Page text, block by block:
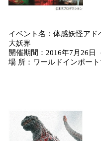
イベント名：体感妖怪アド
大妖界
開催期間：2016年7月26日
場 所：ワールドインポー